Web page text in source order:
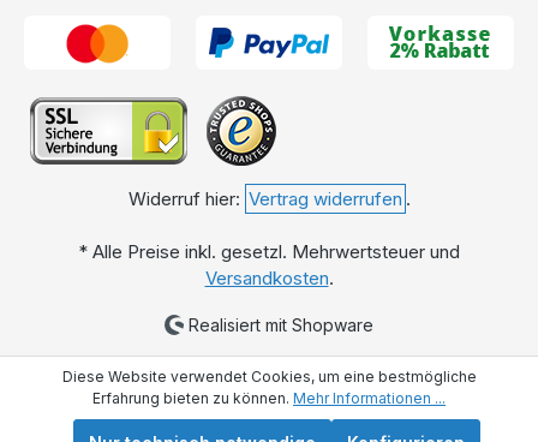
Widerruf hier: Vertrag widerrufen .
* Alle Preise inkl. gesetzl. Mehrwertsteuer und
Versandkosten.
Realisiert mit Shopware
Diese Website verwendet Cookies, um eine bestmögliche
Erfahrung bieten zu können. Mehr Informationen ...